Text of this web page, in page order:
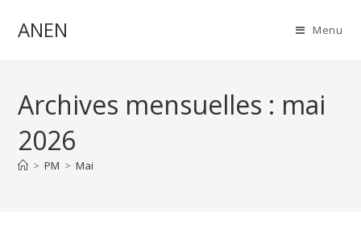
ANEN Menu
Archives mensuelles : mai
2026
> PM > Mai